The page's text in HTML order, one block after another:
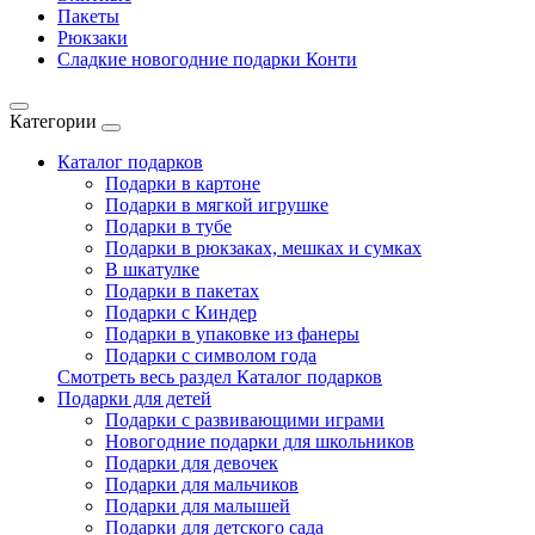
Пакеты
Рюкзаки
Сладкие новогодние подарки Конти
Категории
Каталог подарков
Подарки в картоне
Подарки в мягкой игрушке
Подарки в тубе
Подарки в рюкзаках, мешках и сумках
В шкатулке
Подарки в пакетах
Подарки с Киндер
Подарки в упаковке из фанеры
Подарки с символом года
Смотреть весь раздел Каталог подарков
Подарки для детей
Подарки с развивающими играми
Новогодние подарки для школьников
Подарки для девочек
Подарки для мальчиков
Подарки для малышей
Подарки для детского сада